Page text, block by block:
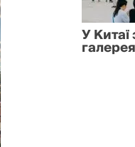
У Китаї